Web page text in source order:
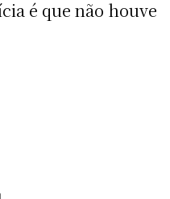
é que não houve